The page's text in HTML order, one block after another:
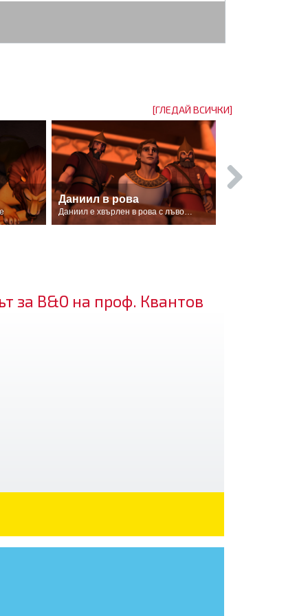
[ГЛЕДАЙ ВСИЧКИ]
Даниил в рова
Даниил е хвърлен в рова с лъвовете
за В&О на проф. Квантов